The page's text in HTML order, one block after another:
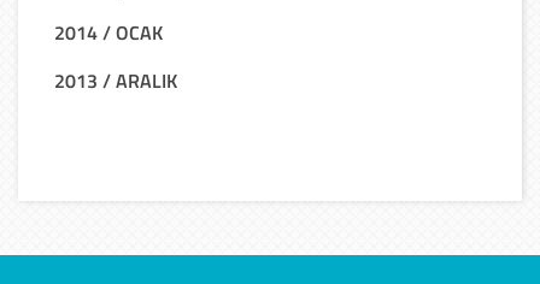
2014 / OCAK
2013 / ARALIK